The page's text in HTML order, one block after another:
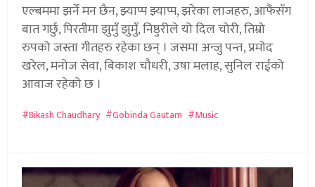
एल्बममा झर्ने मन छैन, झ्याप्प झ्याप्प, झरेका लाजहरु, आफैंसँग
बात गर्छु, पिरतीमा झुमुँ झुमुँ, निष्ठुरीले यो दिल चोरी, तिम्रो
रुपको जस्ता गीतहरु रहेका छन् । जसमा अन्जु पन्त, प्रमोद
खरेल, मनोज सेवा, बिकाश चौधरी, उषा मलाह, सुनिल राईको
आवाज रहेको छ ।
Bikash Chaudhary Gobinda Gautam Music